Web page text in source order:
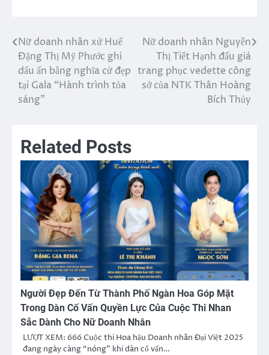
Điều
hướng
bài
Nữ doanh nhân xứ Huế
Đặng Thị Mỹ Phước ghi
dấu ấn bằng nghĩa cử đẹp
tại Gala “Hành trình tỏa
sáng”
Nữ doanh nhân Nguyễn
Thị Tiết Hạnh đấu giá
trang phục vedette công
sở của NTK Thân Hoàng
Bích Thủy
Related Posts
Người Đẹp Đến Từ Thành Phố Ngàn Hoa Góp Mặt
Trong Dàn Cố Vấn Quyền Lực Của Cuộc Thi Nhan
Sắc Dành Cho Nữ Doanh Nhân
LƯỢT XEM: 666 Cuộc thi Hoa hậu Doanh nhân Đại Việt 2025
đang ngày càng “nóng” khi dàn cố vấn…